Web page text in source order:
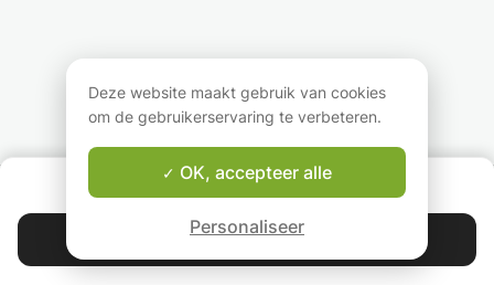
Good-fit Leraar Garantie
Contacteer Falko
4.9 44 392
Deze website maakt gebruik van cookies
om de gebruikerservaring te verbeteren.
OK, accepteer alle
Personaliseer